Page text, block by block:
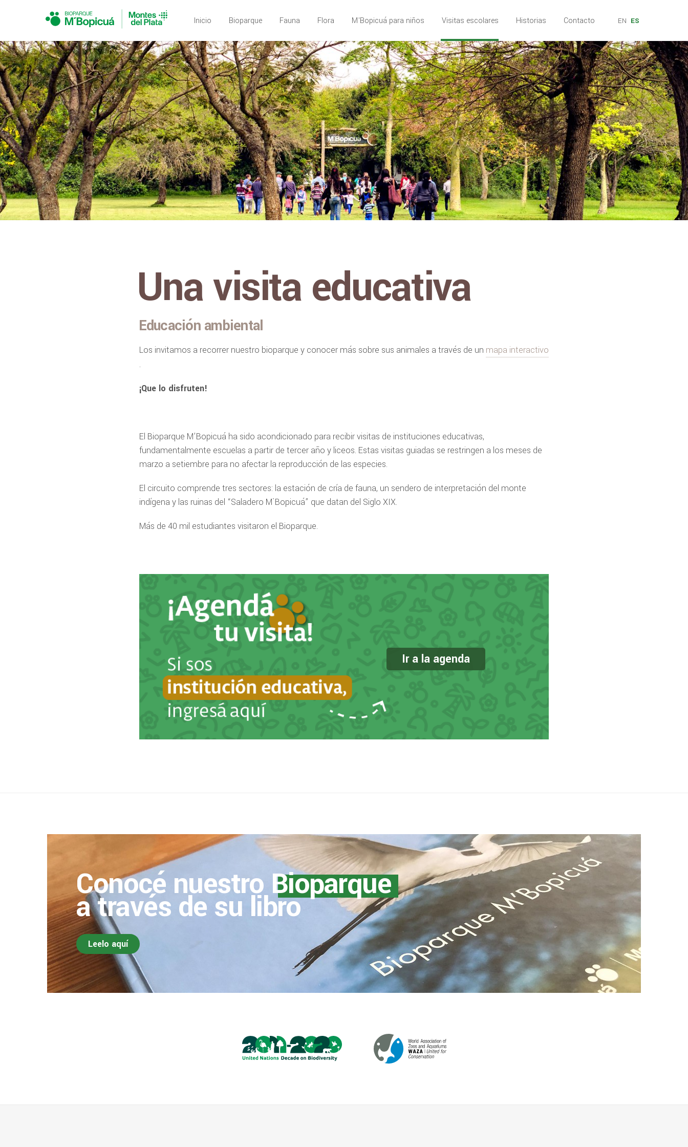
Inicio Bioparque Fauna Flora M'Bopicuá para niños Visitas escolares Historias Contacto EN ES
Una visita educativa
Educación ambiental
Los invitamos a recorrer nuestro bioparque y conocer más sobre sus animales a través de un mapa interactivo
.
¡Que lo disfruten!
El Bioparque M’Bopicuá ha sido acondicionado para recibir visitas de instituciones educativas,
fundamentalmente escuelas a partir de tercer año y liceos. Estas visitas guiadas se restringen a los meses de
marzo a setiembre para no afectar la reproducción de las especies.
El circuito comprende tres sectores: la estación de cría de fauna, un sendero de interpretación del monte
indígena y las ruinas del “Saladero M`Bopicuá” que datan del Siglo XIX.
Más de 40 mil estudiantes visitaron el Bioparque.
Ir a la agenda
Conocé nuestroBioparque
a través de su libro
Leelo aquí